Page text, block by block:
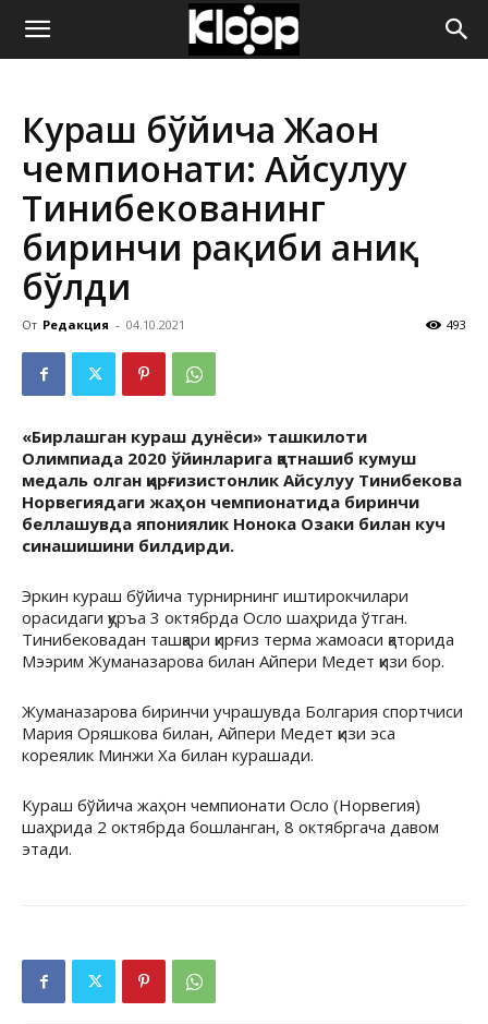
ҚИРҒИЗИСТОН
ЯНГИЛИКЛАРИ
Кураш бўйича Жаҳон
чемпионати: Айсулуу
Тинибекованинг
биринчи рақиби аниқ
бўлди
От Редакция - 04.10.2021 493
«Бирлашган кураш дунёси» ташкилоти
Олимпиада 2020 ўйинларига қатнашиб кумуш
медаль олган қирғизистонлик Айсулуу Тинибекова
Норвегиядаги жаҳон чемпионатида биринчи
беллашувда япониялик Нонока Озаки билан куч
синашишини билдирди.
Эркин кураш бўйича турнирнинг иштирокчилари
орасидаги қуръа 3 октябрда Осло шаҳрида ўтган.
Тинибековадан ташқари қирғиз терма жамоаси қаторида
Мээрим Жуманазарова билан Айпери Медет қизи бор.
Жуманазарова биринчи учрашувда Болгария спортчиси
Мария Оряшкова билан, Айпери Медет қизи эса
кореялик Минжи Ха билан курашади.
Кураш бўйича жаҳон чемпионати Осло (Норвегия)
шаҳрида 2 октябрда бошланган, 8 октябргача давом
этади.